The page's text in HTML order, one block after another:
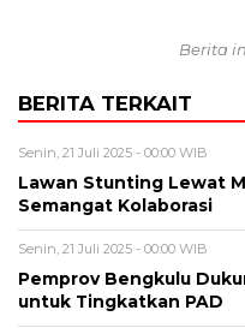
Berita
BERITA TERKAIT
Senin, 21 Juli 2025 - 00:00 WIB
Lawan Stunting Lewat
Semangat Kolaborasi
Senin, 21 Juli 2025 - 00:00 WIB
Pemprov Bengkulu
untuk Tingkatkan PAD